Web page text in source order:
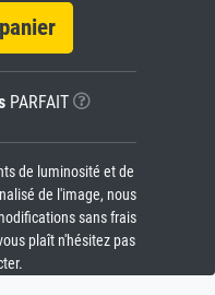
PARFAIT
de luminosité et de
de l'image, nous
sans frais
plaît n'hésitez pas